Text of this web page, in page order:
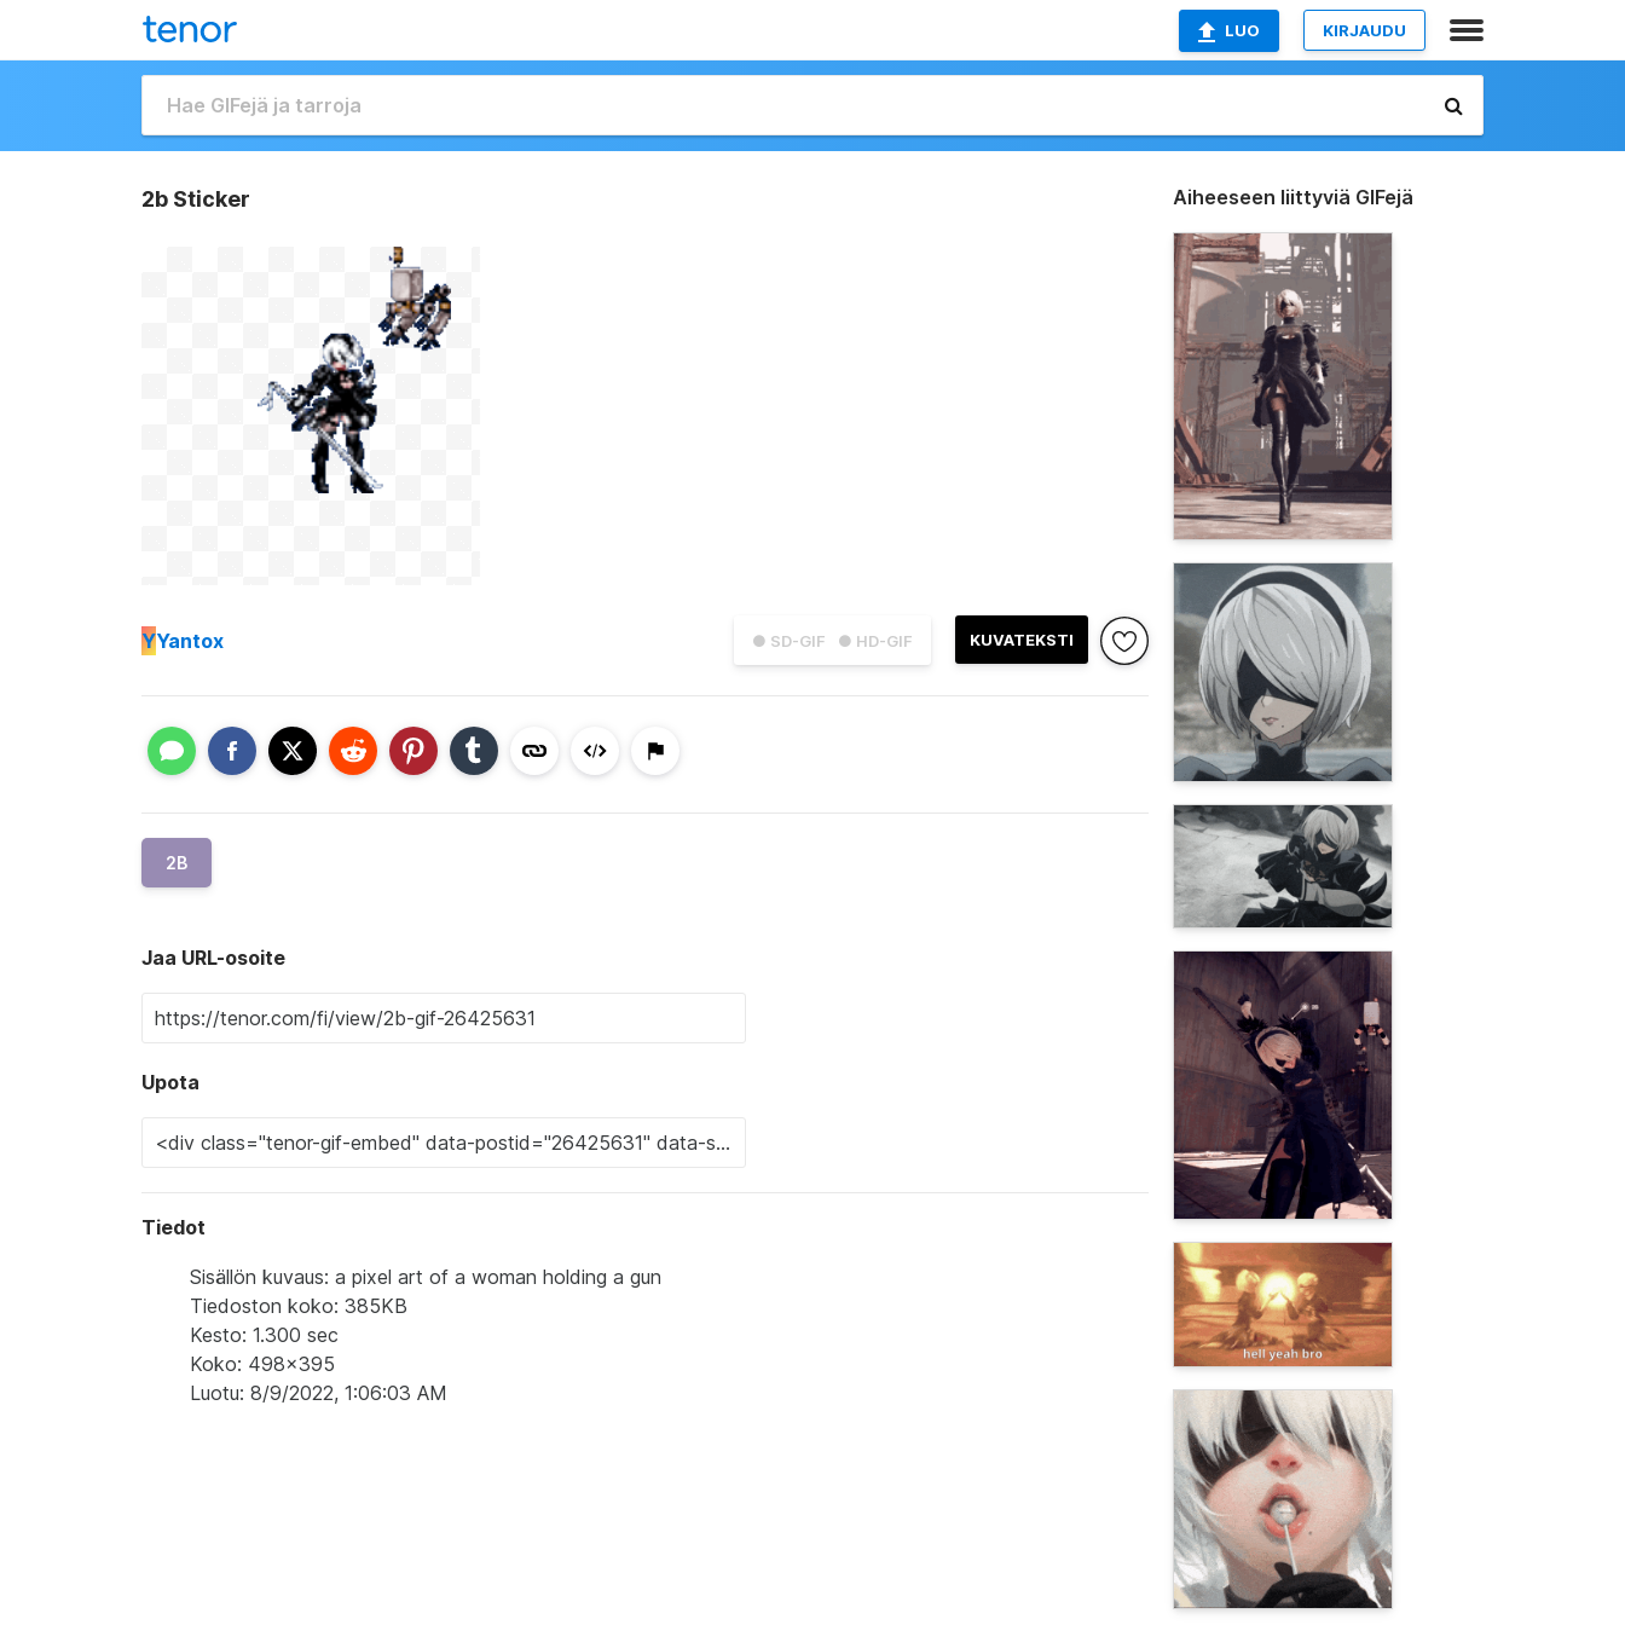
LUO KIRJAUDU
2b Sticker
● SD-GIF ● HD-GIF KUVATEKSTI
YYantox
2B
Jaa URL-osoite
Upota
Tiedot
Sisällön kuvaus: a pixel art of a woman holding a gun
Tiedoston koko: 385KB
Kesto: 1.300 sec
Koko: 498x395
Luotu: 8/9/2022, 1:06:03 AM
Aiheeseen liittyviä GIFejä